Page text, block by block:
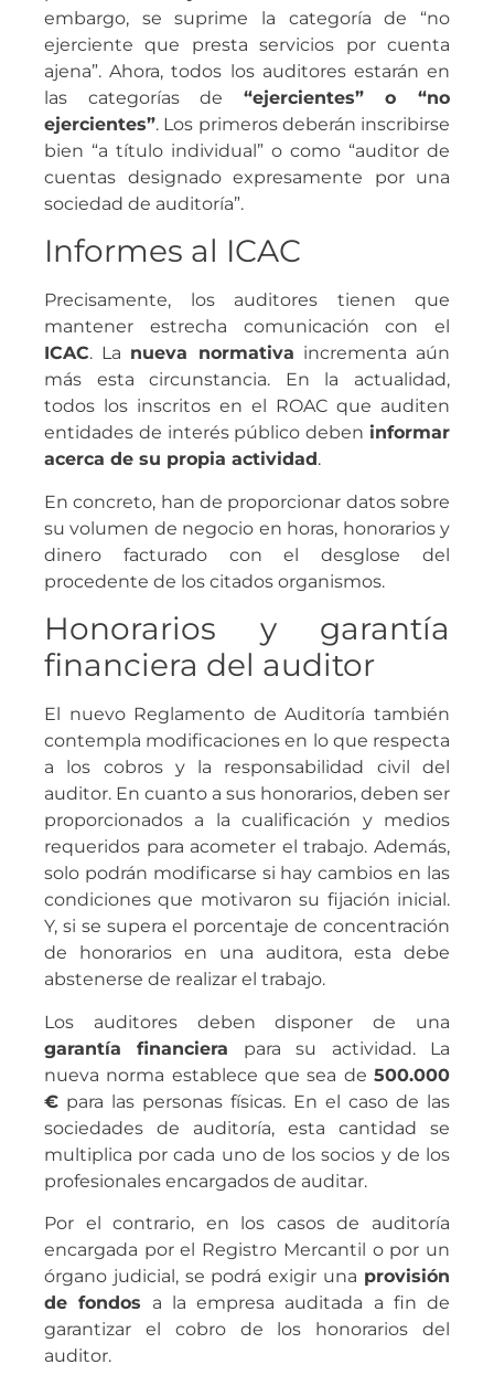
embargo, se suprime la categoría de “no
ejerciente que presta servicios por cuenta
ajena”. Ahora, todos los auditores estarán en
las categorías de “ejercientes” o “no
ejercientes”. Los primeros deberán inscribirse
bien “a título individual” o como “auditor de
cuentas designado expresamente por una
sociedad de auditoría”.
Informes al ICAC
Precisamente, los auditores tienen que
mantener estrecha comunicación con el
ICAC. La nueva normativa incrementa aún
más esta circunstancia. En la actualidad,
todos los inscritos en el ROAC que auditen
entidades de interés público deben informar
acerca de su propia actividad .
En concreto, han de proporcionar datos sobre
su volumen de negocio en horas, honorarios y
dinero facturado con el desglose del
procedente de los citados organismos.
Honorarios y garantía
financiera del auditor
El nuevo Reglamento de Auditoría también
contempla modificaciones en lo que respecta
a los cobros y la responsabilidad civil del
auditor. En cuanto a sus honorarios, deben ser
proporcionados a la cualificación y medios
requeridos para acometer el trabajo. Además,
solo podrán modificarse si hay cambios en las
condiciones que motivaron su fijación inicial.
Y, si se supera el porcentaje de concentración
de honorarios en una auditora, esta debe
abstenerse de realizar el trabajo.
Los auditores deben disponer de una
garantía financiera para su actividad. La
nueva norma establece que sea de 500.000
€ para las personas físicas. En el caso de las
sociedades de auditoría, esta cantidad se
multiplica por cada uno de los socios y de los
profesionales encargados de auditar.
Por el contrario, en los casos de auditoría
encargada por el Registro Mercantil o por un
órgano judicial, se podrá exigir una provisión
de fondos a la empresa auditada a fin de
garantizar el cobro de los honorarios del
auditor.